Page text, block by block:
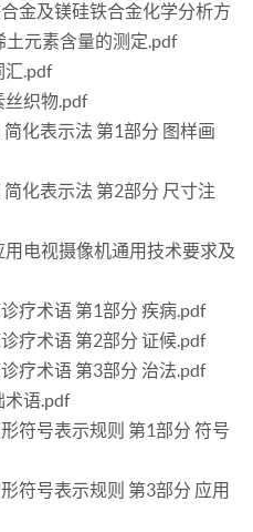
金及镁硅铁合金化学分析方
土元素含量的测定.pdf
汇.pdf
丝织物.pdf
化表示法 第1部分 图样画
化表示法 第2部分 尺寸注
电视摄像机通用技术要求及
疗术语 第1部分 疾病.pdf
疗术语 第2部分 证候.pdf
疗术语 第3部分 治法.pdf
术语.pdf
符号表示规则 第1部分 符号
符号表示规则 第3部分 应用